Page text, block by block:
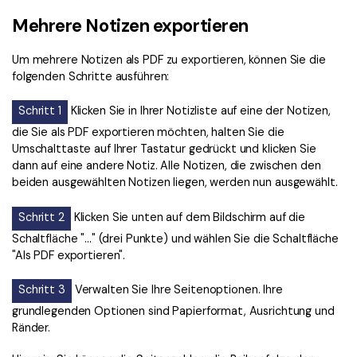
Mehrere Notizen exportieren
Um mehrere Notizen als PDF zu exportieren, können Sie die
folgenden Schritte ausführen:
Schritt 1
Klicken Sie in Ihrer Notizliste auf eine der Notizen,
die Sie als PDF exportieren möchten, halten Sie die
Umschalttaste auf Ihrer Tastatur gedrückt und klicken Sie
dann auf eine andere Notiz. Alle Notizen, die zwischen den
beiden ausgewählten Notizen liegen, werden nun ausgewählt.
Schritt 2
Klicken Sie unten auf dem Bildschirm auf die
Schaltfläche "..." (drei Punkte) und wählen Sie die Schaltfläche
"Als PDF exportieren".
Schritt 3
Verwalten Sie Ihre Seitenoptionen. Ihre
grundlegenden Optionen sind Papierformat, Ausrichtung und
Ränder.